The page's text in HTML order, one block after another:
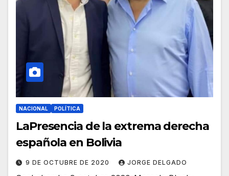
NACIONAL POLÍTICA
LaPresencia de la extrema derecha
española en Bolivia
9 DE OCTUBRE DE 2020 JORGE DELGADO